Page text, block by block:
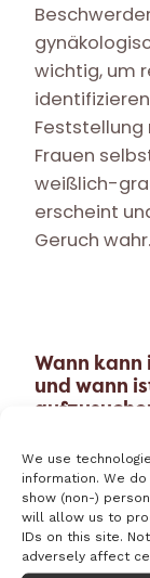
We use
information. We
show (non-)
will allow us to
IDs on this site.
adversely affect
wichtig, um
Feststellung
Frauen
weißlich-
erscheint
Geruch wahr.
Wann kann
und wann
Bei